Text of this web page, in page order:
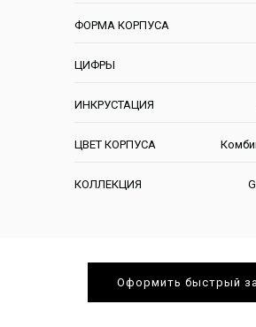
ФОРМА КОРПУСА
ЦИФРЫ
ИНКРУСТАЦИЯ
ЦВЕТ КОРПУСА
КОЛЛЕКЦИЯ
Оформить быстрый